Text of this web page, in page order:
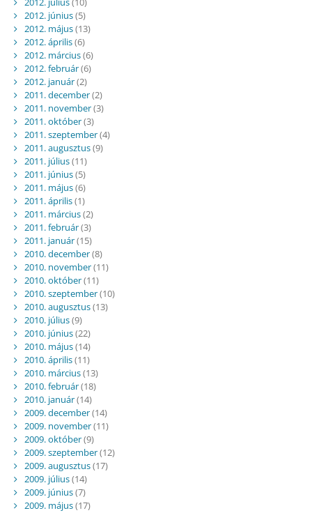
2012. június(5)
2012. május(13)
2012. április(6)
2012. március(6)
2012. február(6)
2012. január(2)
2011. december(2)
2011. november(3)
2011. október(3)
2011. szeptember(4)
2011. augusztus(9)
2011. július(11)
2011. június(5)
2011. május(6)
2011. április(1)
2011. március(2)
2011. február(3)
2011. január(15)
2010. december(8)
2010. november(11)
2010. október(11)
2010. szeptember(10)
2010. augusztus(13)
2010. július(9)
2010. június(22)
2010. május(14)
2010. április(11)
2010. március(13)
2010. február(18)
2010. január(14)
2009. december(14)
2009. november(11)
2009. október(9)
2009. szeptember(12)
2009. augusztus(17)
2009. július(14)
2009. június(7)
2009. május(17)